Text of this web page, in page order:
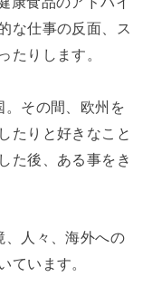
な仕事の反面、ス
たりします。
。その間、欧州を
たりと好きなこと
た後、ある事をき
、人々、海外への
ています。